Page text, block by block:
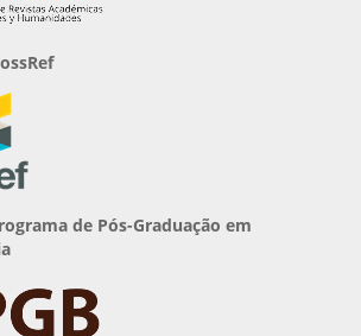
de Pós-Graduação em